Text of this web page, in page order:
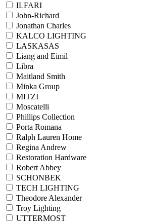
ILFARI
John-Richard
Jonathan Charles
KALCO LIGHTING
LASKASAS
Liang and Eimil
Libra
Maitland Smith
Minka Group
MITZI
Moscatelli
Phillips Collection
Porta Romana
Ralph Lauren Home
Regina Andrew
Restoration Hardware
Robert Abbey
SCHONBEK
TECH LIGHTING
Theodore Alexander
Troy Lighting
UTTERMOST